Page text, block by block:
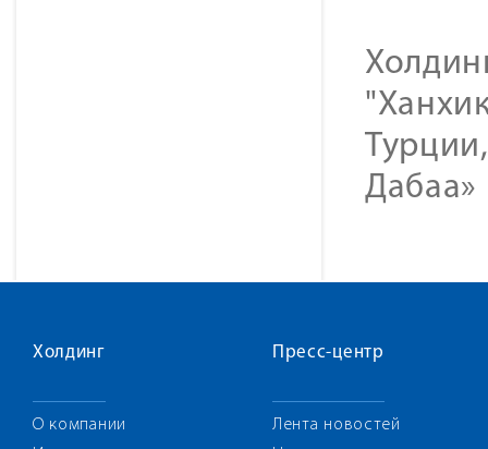
Дабаа»
Холдинг
О компании
Пресс-центр
Лента новостей